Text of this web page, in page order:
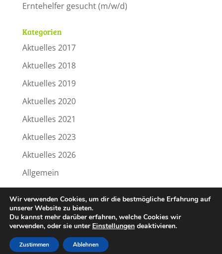
Erntehelfer gesucht (m/w/d)
Kategorien
Aktuelles 2017
Aktuelles 2018
Aktuelles 2019
Aktuelles 2020
Aktuelles 2021
Aktuelles 2023
Aktuelles 2026
Allgemein
Zur Übersicht
Design by Hafenbude Impressum
Wir verwenden Cookies, um dir die bestmögliche Erfahrung auf
unserer Website zu bieten.
Du kannst mehr darüber erfahren, welche Cookies wir
verwenden, oder sie unter Einstellungen deaktivieren.
Zustimmen Ablehnen